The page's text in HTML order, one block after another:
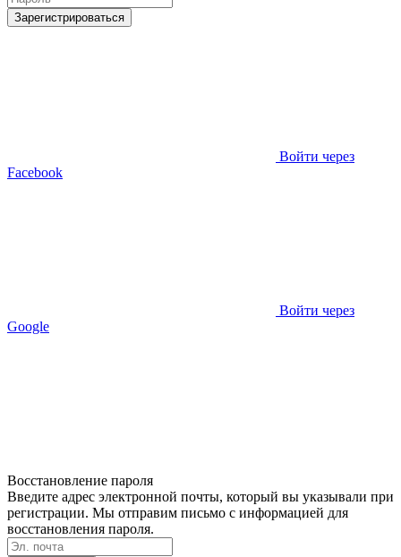
Зарегистрироваться
Войти через
Facebook
Войти через
Google
Восстановление пароля
Введите адрес электронной почты, который вы указывали при
регистрации. Мы отправим письмо с информацией для
восстановления пароля.